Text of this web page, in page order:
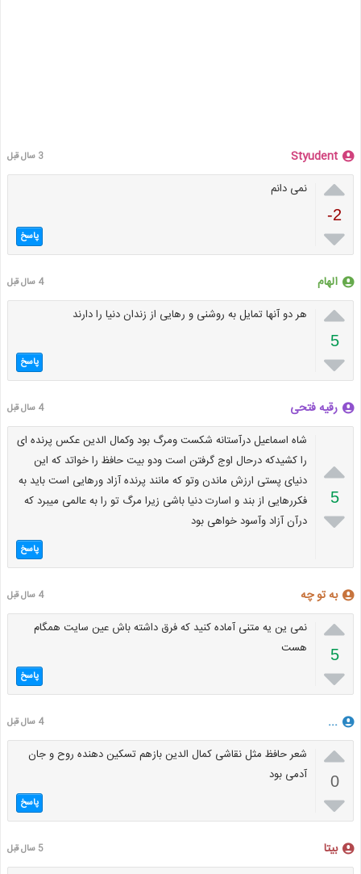
Styudent 3 سال قبل

-2

نمی دانم
پاسخ
الهام 4 سال قبل

5

هر دو آنها تمایل به روشنی و رهایی از زندان دنیا را دارند
پاسخ
رقیه فتحی 4 سال قبل

5

شاه اسماعیل درآستانه شکست ومرگ بود وکمال الدین عکس پرنده ای
را کشیدکه درحال اوج گرفتن است ودو بیت حافظ را خواتد که این
دنیای پستی ارزش ماندن وتو که مانند پرنده آزاد ورهایی است باید به
فکررهایی از بند و اسارت دنیا باشی زیرا مرگ تو را به عالمی میبرد که
درآن آزاد وآسود خواهی بود
پاسخ
به تو چه 4 سال قبل

5

نمی ین یه متنی آماده کنید که فرق داشته باش عین سایت همگام
هست
پاسخ
... 4 سال قبل

0

شعر حافظ مثل نقاشی کمال الدین بازهم تسکین دهنده روح و جان
آدمی بود
پاسخ
بیتا 5 سال قبل